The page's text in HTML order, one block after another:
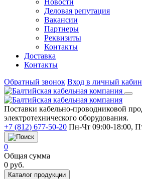
Новости
Деловая репутация
Вакансии
Партнеры
Реквизиты
Контакты
Доставка
Контакты
Обратный звонок Вход в личный
Поставки кабельно-проводниковой
электротехнического оборудования.
+7 (812) 677-50-20 Пн-Чт 09:00-18:00,
0
Общая сумма
0 руб.
Каталог продукции